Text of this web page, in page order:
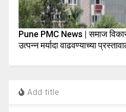
Pune PMC News | समाज विकास
उत्पन्न मर्यादा वाढवण्याच्या
Add title